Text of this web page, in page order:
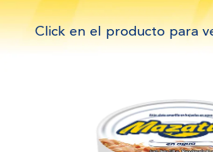
Click en el producto para